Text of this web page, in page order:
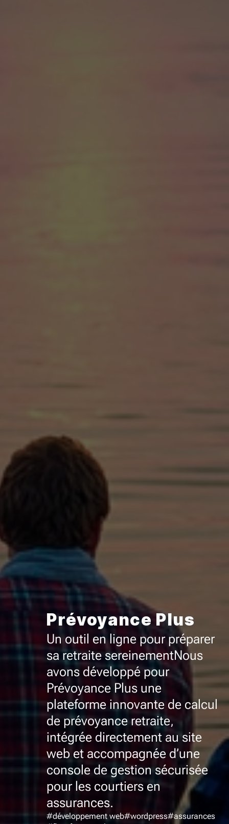
Prévoyance Plus
Un outil en ligne pour préparer
sa retraite sereinementNous
avons développé pour
Prévoyance Plus une
plateforme innovante de calcul
de prévoyance retraite,
intégrée directement au site
web et accompagnée d’une
console de gestion sécurisée
pour les courtiers en
assurances.
#développement web#wordpress#assurances